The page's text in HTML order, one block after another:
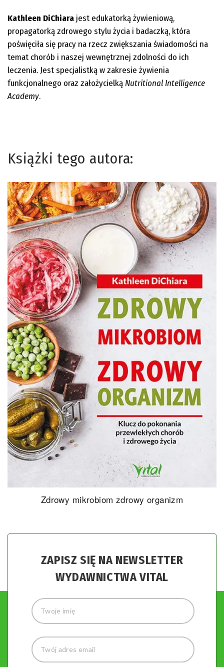
Kathleen DiChiara jest edukatorką żywieniową,
propagatorką zdrowego stylu życia i badaczką, która
poświęciła się pracy na rzecz zwiększania świadomości na
temat chorób i naszej wewnętrznej zdolności do ich
leczenia. Jest specjalistką w zakresie żywienia
funkcjonalnego oraz założycielką Nutritional Intelligence
Academy.
Książki tego autora:
Zdrowy mikrobiom zdrowy organizm
ZAPISZ SIĘ NA NEWSLETTER
WYDAWNICTWA VITAL